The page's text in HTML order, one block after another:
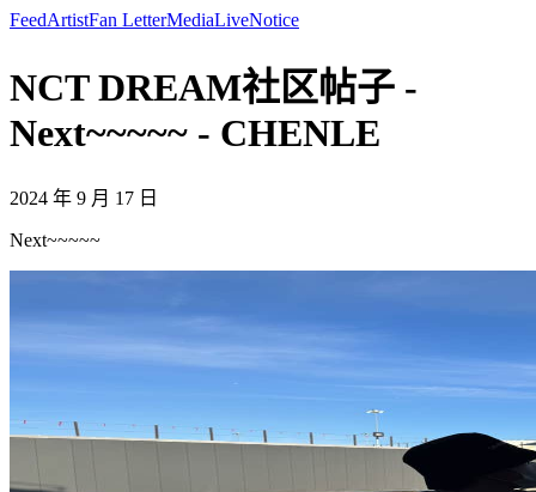
FeedArtistFan LetterMediaLiveNotice
NCT DREAM社区帖子 -
Next~~~~~ - CHENLE
2024 年 9 月 17 日
Next~~~~~